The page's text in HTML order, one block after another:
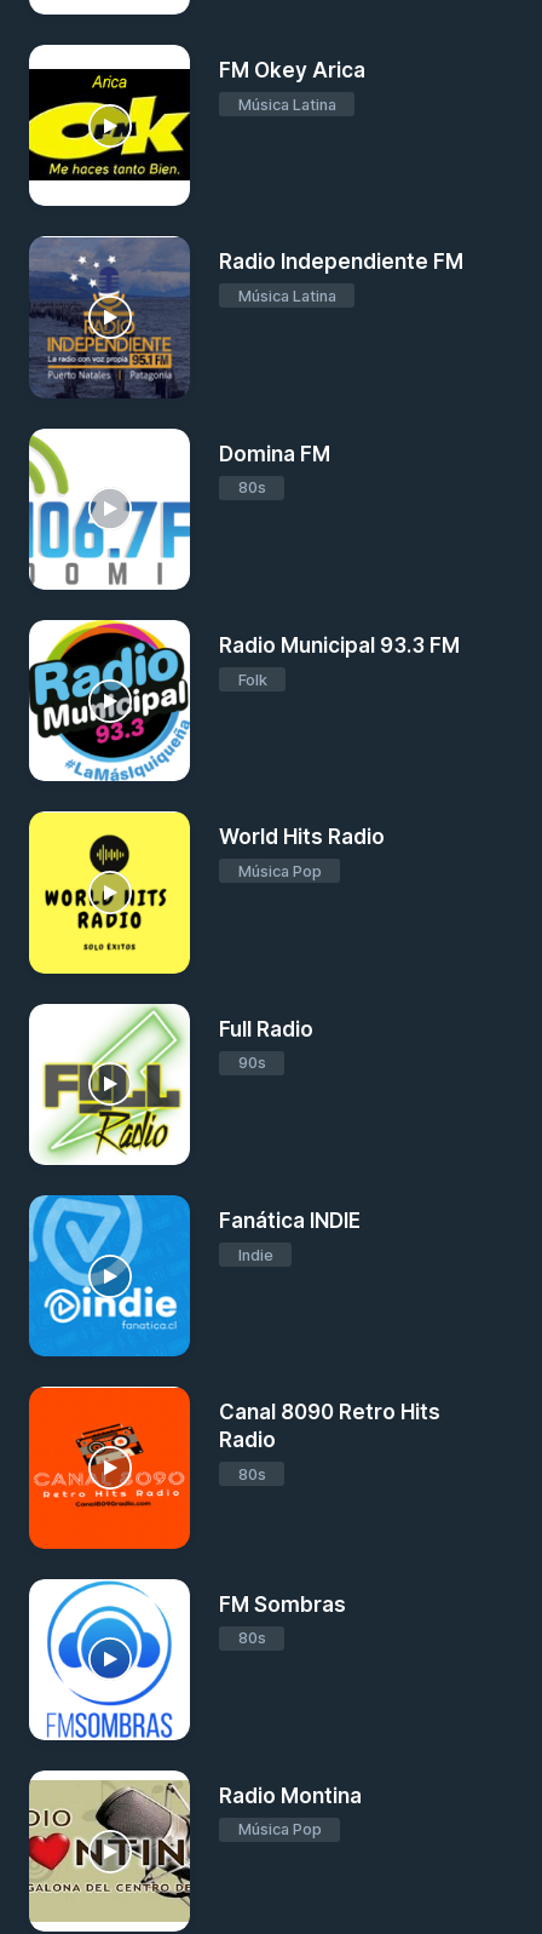
FM Okey Arica
Música Latina
Radio Independiente FM
Música Latina
Domina FM
80s
Radio Municipal 93.3 FM
Folk
World Hits Radio
Música Pop
Full Radio
90s
Fanática INDIE
Indie
Canal 8090 Retro Hits
Radio
80s
FM Sombras
80s
Radio Montina
Música Pop